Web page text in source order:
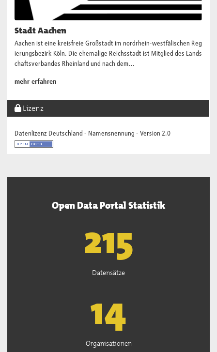
Stadt Aachen
Aachen ist eine kreisfreie Großstadt im nordrhein-westfälischen Reg
ierungsbezirk Köln. Die ehemalige Reichsstadt ist Mitglied des Lands
chaftsverbandes Rheinland und nach dem...
mehr erfahren
Lizenz
Datenlizenz Deutschland - Namensnennung - Version 2.0
Open Data Portal Statistik
219
Datensätze
14
Organisationen